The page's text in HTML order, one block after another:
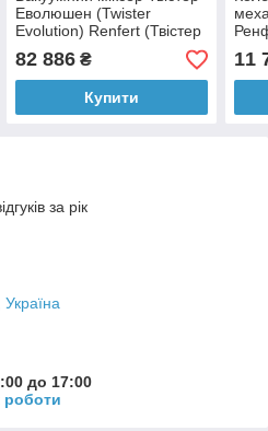
Еволюшен (Twister
Evolution) Renfert (Твістер
Еволюшн, Ренферт)
82 886₴
Купити
11
за рік
до 17:00
роботи